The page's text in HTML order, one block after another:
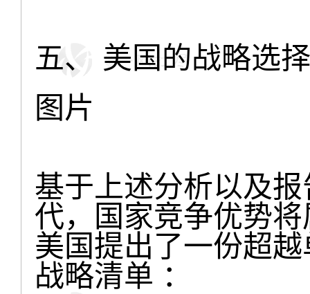
五、 美国的战略选
图片
基于上述分析以及
代，国家竞争优势
美国提出了一份超越
战略清单 ：